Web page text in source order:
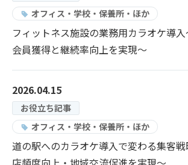
オフィス・学校・保養所・ほか
フィットネス施設の業務用カラオケ導
会員獲得と継続率向上を実現～
2026.04.15
お役立ち記事
オフィス・学校・保養所・ほか
道の駅へのカラオケ導入で変わる集客